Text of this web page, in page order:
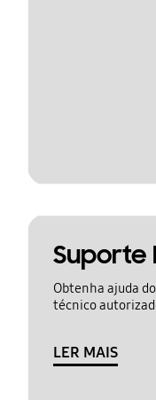
Suporte
Obtenha ajuda
técnico
LER MAIS